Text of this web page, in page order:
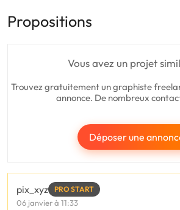
Propositions
Vous avez un projet
Trouvez gratuitement un graphiste
annonce. De nombreux
Déposer une
pix_xyz PRO START
06 janvier à 11:33